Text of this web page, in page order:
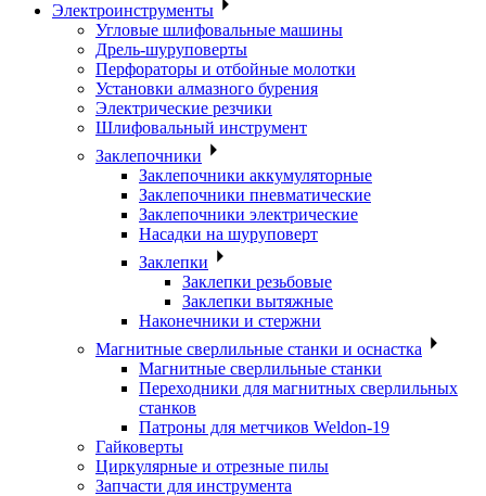
Электроинструменты
Угловые шлифовальные машины
Дрель-шуруповерты
Перфораторы и отбойные молотки
Установки алмазного бурения
Электрические резчики
Шлифовальный инструмент
Заклепочники
Заклепочники аккумуляторные
Заклепочники пневматические
Заклепочники электрические
Насадки на шуруповерт
Заклепки
Заклепки резьбовые
Заклепки вытяжные
Наконечники и стержни
Магнитные сверлильные станки и оснастка
Магнитные сверлильные станки
Переходники для магнитных сверлильных
станков
Патроны для метчиков Weldon-19
Гайковерты
Циркулярные и отрезные пилы
Запчасти для инструмента